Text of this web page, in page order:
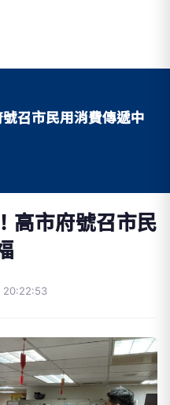
召市民用消費傳遞中
高市府號召市民
20:22:53